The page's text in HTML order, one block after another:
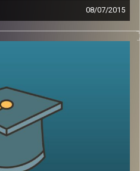
08/07/2015
דוקטור נאוה לויט בנון
המוח והמדעים הקשים
אלה היא מתבלת
הממצאים בעבודת שטח
לבדוק את ההשפעה של
עוצמת החסינות של